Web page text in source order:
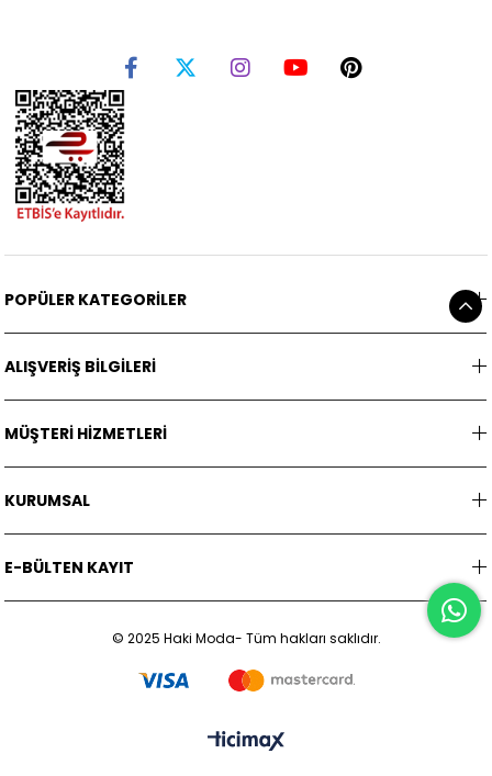
POPÜLER KATEGORİLER
ALIŞVERİŞ BİLGİLERİ
MÜŞTERİ HİZMETLERİ
KURUMSAL
E-BÜLTEN KAYIT
© 2025 Haki Moda- Tüm hakları saklıdır.